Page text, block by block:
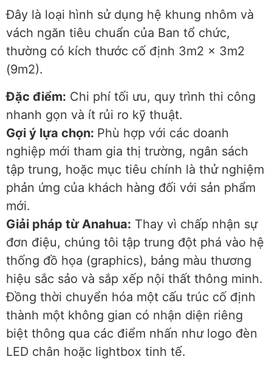
Đây là loại hình sử dụng hệ khung nhôm và
vách ngăn tiêu chuẩn của Ban tổ chức,
thường có kích thước cố định 3m2 x 3m2
(9m2).
Đặc điểm: Chi phí tối ưu, quy trình thi công
nhanh gọn và ít rủi ro kỹ thuật.
Gợi ý lựa chọn: Phù hợp với các doanh
nghiệp mới tham gia thị trường, ngân sách
tập trung, hoặc mục tiêu chính là thử nghiệm
phản ứng của khách hàng đối với sản phẩm
mới.
Giải pháp từ Anahua: Thay vì chấp nhận sự
đơn điệu, chúng tôi tập trung đột phá vào hệ
thống đồ họa (graphics), bảng màu thương
hiệu sắc sảo và sắp xếp nội thất thông minh.
Đồng thời chuyển hóa một cấu trúc cố định
thành một không gian có nhận diện riêng
biệt thông qua các điểm nhấn như logo đèn
LED chân hoặc lightbox tinh tế.